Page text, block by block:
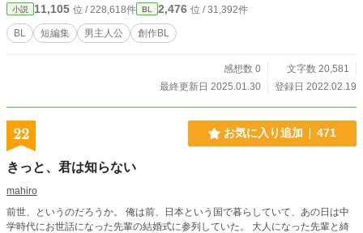
小説 11,105 位 / 228,618件 BL 2,476 位 / 31,392件
BL 短編集 男主人公 創作BL
感想数 0
文字数 20,581
最終更新日 2025.01.30
登録日 2022.02.19
22 お気に入り追加 471
きっと、君は知らない
mahiro
前世、というのだろうか。 俺は前、日本という国で暮らしていて、あの日は中
学時代にお世話になった先輩の結婚式に参列していた。 大人になった先輩と綺